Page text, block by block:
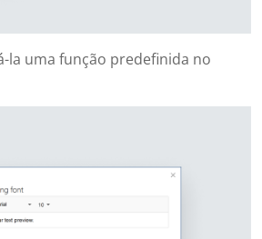
la uma função predefinida no